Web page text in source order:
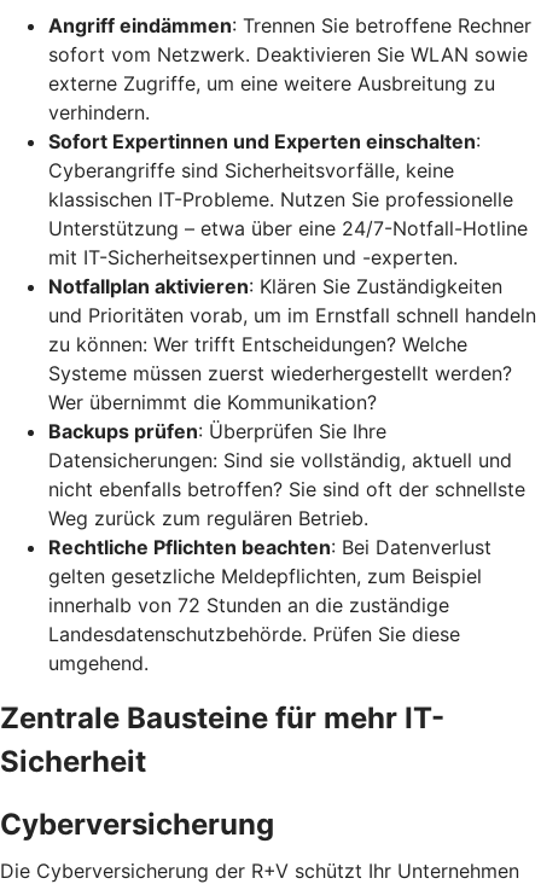
Angriff eindämmen: Trennen Sie betroffene Rechner
sofort vom Netzwerk. Deaktivieren Sie WLAN sowie
externe Zugriffe, um eine weitere Ausbreitung zu
verhindern.
Sofort Expertinnen und Experten einschalten:
Cyberangriffe sind Sicherheitsvorfälle, keine
klassischen IT-Probleme. Nutzen Sie professionelle
Unterstützung – etwa über eine 24/7-Notfall-Hotline
mit IT-Sicherheitsexpertinnen und -experten.
Notfallplan aktivieren: Klären Sie Zuständigkeiten
und Prioritäten vorab, um im Ernstfall schnell handeln
zu können: Wer trifft Entscheidungen? Welche
Systeme müssen zuerst wiederhergestellt werden?
Wer übernimmt die Kommunikation?
Backups prüfen: Überprüfen Sie Ihre
Datensicherungen: Sind sie vollständig, aktuell und
nicht ebenfalls betroffen? Sie sind oft der schnellste
Weg zurück zum regulären Betrieb.
Rechtliche Pflichten beachten: Bei Datenverlust
gelten gesetzliche Meldepflichten, zum Beispiel
innerhalb von 72 Stunden an die zuständige
Landesdatenschutzbehörde. Prüfen Sie diese
umgehend.
Zentrale Bausteine für mehr IT-
Sicherheit
Cyberversicherung
Die Cyberversicherung der R+V schützt Ihr Unternehmen